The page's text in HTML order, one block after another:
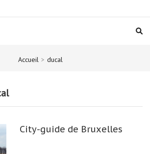
Accueil > ducal
City-guide de Bruxelles